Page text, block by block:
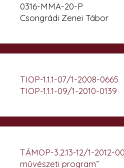
0316-MMA-20-P
Csongrádi Zenei Tábor
TIOP-1.1.1-07/1-2008-0665
TIOP-1.1.1-09/1-2010-0139
TÁMOP-3.2.13-12/1-2012-
művészeti program”